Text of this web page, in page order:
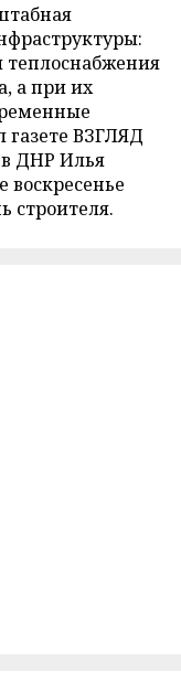
теплоснабжения
а при их
ВЗГЛЯД
ДНР Илья
воскресенье
строителя.